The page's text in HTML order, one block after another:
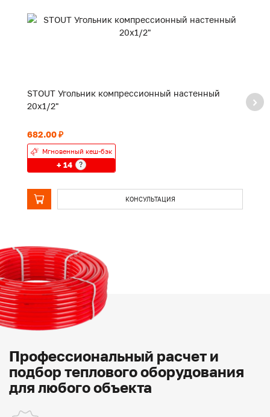
STOUT Угольник компрессионный настенный
20х1/2"
682.00 ₽
Мгновенный кеш-бэк
+ 14 ?
КОНСУЛЬТАЦИЯ
Профессиональный расчет и
подбор теплового оборудования
для любого объекта